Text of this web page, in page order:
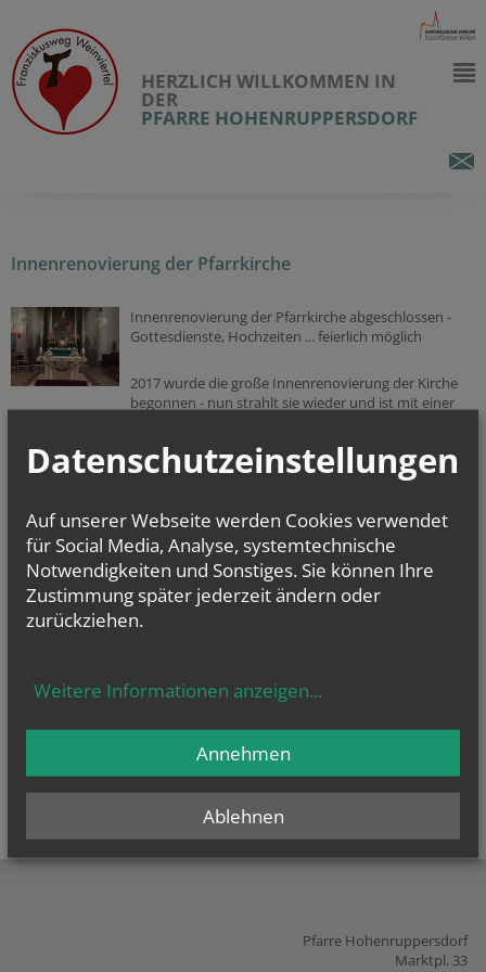
HERZLICH WILLKOMMEN IN
DER
PFARRE HOHENRUPPERSDORF
Innenrenovierung der Pfarrkirche
Innenrenovierung der Pfarrkirche abgeschlossen -
Gottesdienste, Hochzeiten ... feierlich möglich
2017 wurde die große Innenrenovierung der Kirche
begonnen - nun strahlt sie wieder und ist mit einer
Gottesdienst und Feste feiern Freude.
alle Einträge anzeigen
Pfarre Hohenruppersdorf
Marktpl. 33
Datenschutzeinstellungen
Auf unserer Webseite werden Cookies verwendet
für Social Media, Analyse, systemtechnische
Notwendigkeiten und Sonstiges. Sie können Ihre
Zustimmung später jederzeit ändern oder
zurückziehen.
Weitere Informationen anzeigen...
Ablehnen
Annehmen